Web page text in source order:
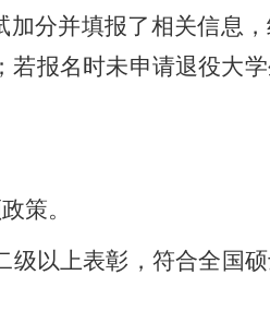
分并填报了相关信息
若报名时未申请退役大
策。
以上表彰，符合全国